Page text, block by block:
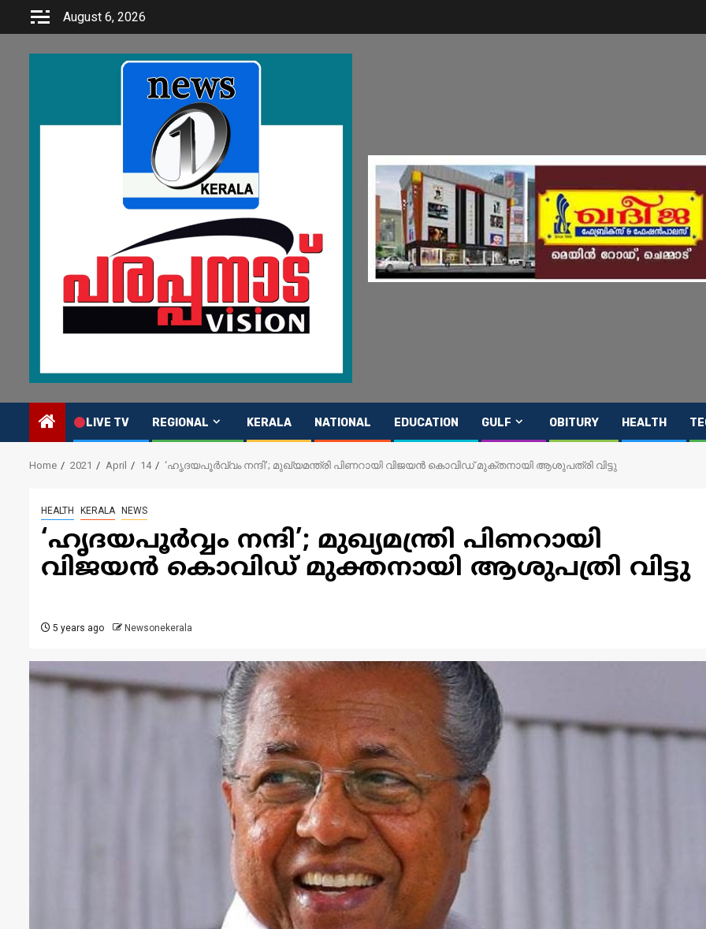
August 6, 2026
LIVE TV REGIONAL KERALA NATIONAL EDUCATION GULF OBITURY HEALTH
Home 2021 April 14 ‘ഹൃദയപൂർവ്വം നന്ദി’; മുഖ്യമന്ത്രി പിണറായി വിജയൻ കൊവിഡ് മുക്തനായി ആശുപത്രി വിട്ടു
HEALTH KERALA NEWS
‘ഹൃദയപൂർവ്വം നന്ദി’; മുഖ്യമന്ത്രി പിണറായി
വിജയൻ കൊവിഡ് മുക്തനായി ആശുപത്രി വിട്ടു
5 years ago Newsonekerala